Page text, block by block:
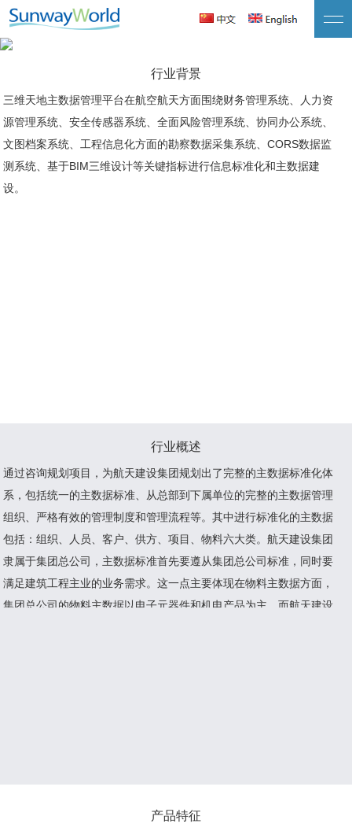
行业背景
三维天地主数据管理平台在航空航天方面围绕财务管理系统、人力资
源管理系统、安全传感器系统、全面风险管理系统、协同办公系统、
文图档案系统、工程信息化方面的勘察数据采集系统、CORS数据监
测系统、基于BIM三维设计等关键指标进行信息标准化和主数据建
设。
行业概述
通过咨询规划项目，为航天建设集团规划出了完整的主数据标准化体
系，包括统一的主数据标准、从总部到下属单位的完整的主数据管理
组织、严格有效的管理制度和管理流程等。其中进行标准化的主数据
包括：组织、人员、客户、供方、项目、物料六大类。航天建设集团
隶属于集团总公司，主数据标准首先要遵从集团总公司标准，同时要
满足建筑工程主业的业务需求。这一点主要体现在物料主数据方面，
集团总公司的物料主数据以电子元器件和机电产品为主，而航天建设
产品特征